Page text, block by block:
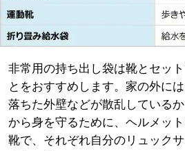
非常用の持ち出し袋は靴とセッ
とをおすすめします。家の外に
落ちた外壁などが散乱している
から身を守るために、ヘルメッ
靴で、それぞれ自分のリュック